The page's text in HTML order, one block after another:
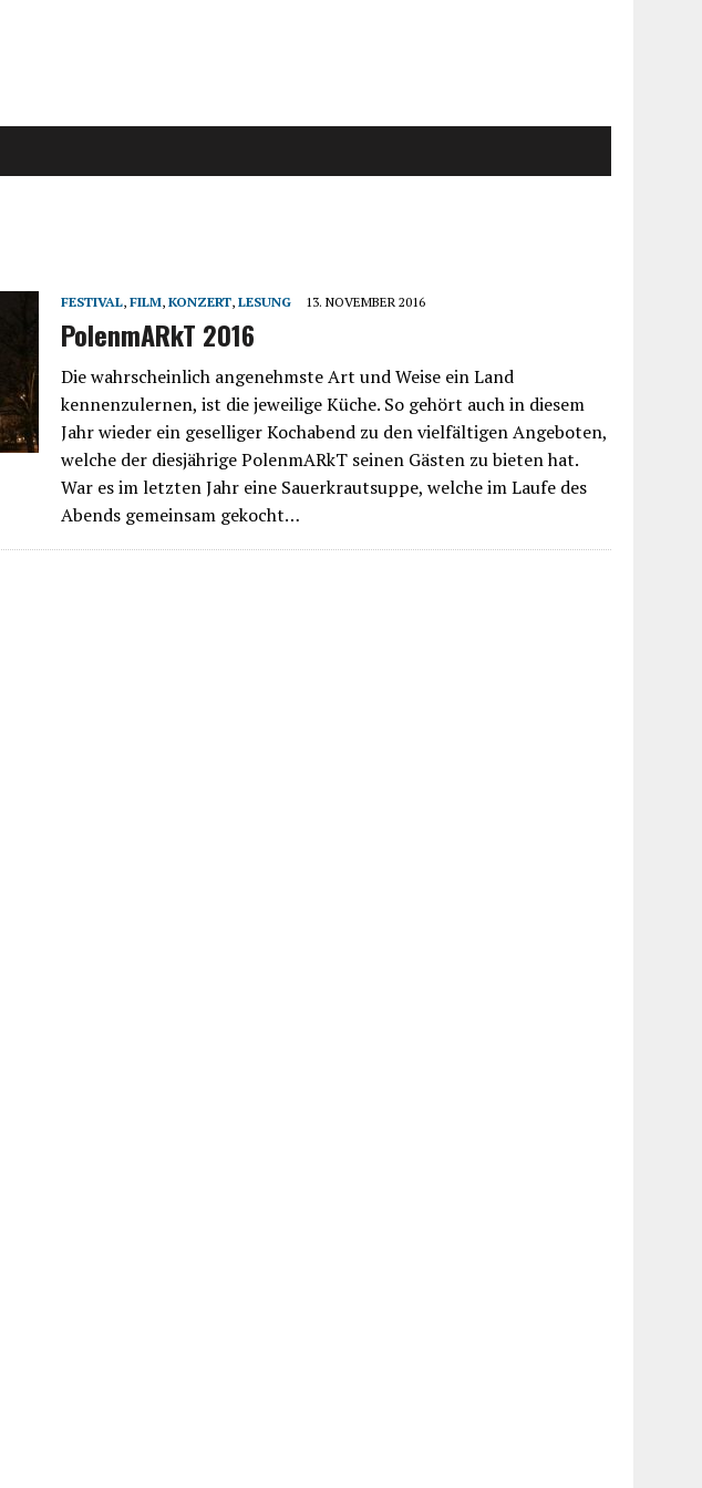
FESTIVAL,FILM,KONZERT,LESUNG 13. NOVEMBER 2016
PolenmARkT 2016
Die wahrscheinlich angenehmste Art und Weise ein Land
kennenzulernen, ist die jeweilige Küche. So gehört auch in diesem
Jahr wieder ein geselliger Kochabend zu den vielfältigen Angeboten,
welche der diesjährige PolenmARkT seinen Gästen zu bieten hat.
War es im letzten Jahr eine Sauerkrautsuppe, welche im Laufe des
Abends gemeinsam gekocht…